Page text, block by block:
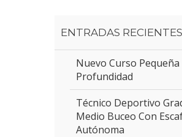
ENTRADAS RECIENTES
Nuevo Curso Pequeña
Profundidad
Técnico Deportivo
Medio Buceo Con
Autónoma